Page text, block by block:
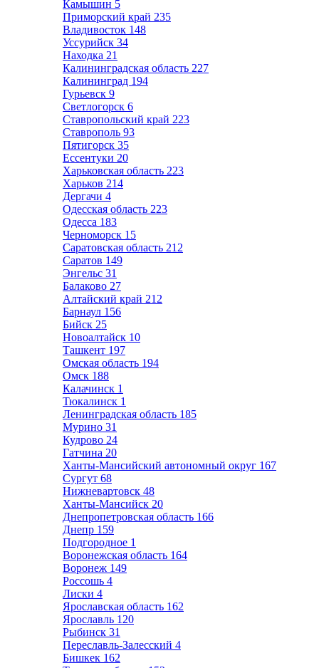
Камышин 5
Приморский край 235
Владивосток 148
Уссурийск 34
Находка 21
Калининградская область 227
Калининград 194
Гурьевск 9
Светлогорск 6
Ставропольский край 223
Ставрополь 93
Пятигорск 35
Ессентуки 20
Харьковская область 223
Харьков 214
Дергачи 4
Одесская область 223
Одесса 183
Черноморск 15
Саратовская область 212
Саратов 149
Энгельс 31
Балаково 27
Алтайский край 212
Барнаул 156
Бийск 25
Новоалтайск 10
Ташкент 197
Омская область 194
Омск 188
Калачинск 1
Тюкалинск 1
Ленинградская область 185
Мурино 31
Кудрово 24
Гатчина 20
Ханты-Мансийский автономный округ 167
Сургут 68
Нижневартовск 48
Ханты-Мансийск 20
Днепропетровская область 166
Днепр 159
Подгородное 1
Воронежская область 164
Воронеж 149
Россошь 4
Лиски 4
Ярославская область 162
Ярославль 120
Рыбинск 31
Переславль-Залесский 4
Бишкек 162